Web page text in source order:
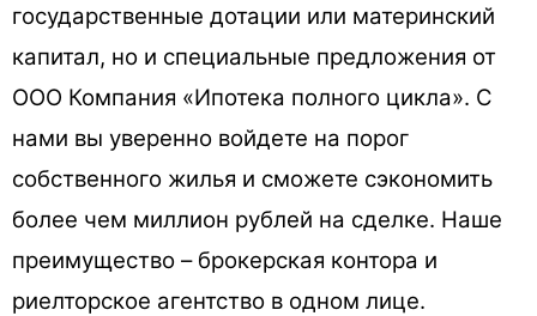
государственные дотации или материнский
капитал, но и специальные предложения от
ООО Компания «Ипотека полного цикла». С
нами вы уверенно войдете на порог
собственного жилья и сможете сэкономить
более чем миллион рублей на сделке. Наше
преимущество – брокерская контора и
риелторское агентство в одном лице.